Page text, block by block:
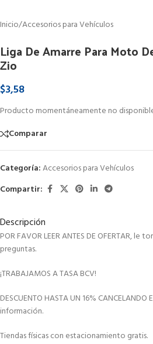
Inicio/Accesorios para Vehículos
Liga De Amarre Para Moto
Zio
$3,58
Producto momentáneamente no
Comparar
Categoría:Accesorios para Vehículos
Compartir:
Descripción
POR FAVOR LEER ANTES DE OFERTAR, le
preguntas.
¡TRABAJAMOS A TASA BCV!
DESCUENTO HASTA UN 16%
información.
Tiendas físicas con estacionamiento gratis.